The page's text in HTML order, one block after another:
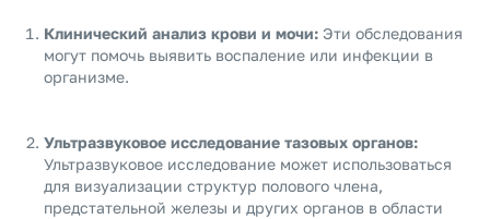
Клинический анализ крови и мочи: Эти обследования
могут помочь выявить воспаление или инфекции в
организме.
Ультразвуковое исследование тазовых органов:
Ультразвуковое исследование может использоваться
для визуализации структур полового члена,
предстательной железы и других органов в области